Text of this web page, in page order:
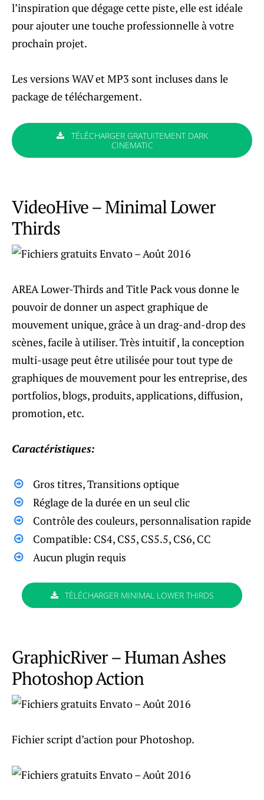
l’inspiration que dégage cette piste, elle est idéale
pour ajouter une touche professionnelle à votre
prochain projet.
Les versions WAV et MP3 sont incluses dans le
package de téléchargement.
TÉLÉCHARGER GRATUITEMENT DARK
CINEMATIC
VideoHive – Minimal Lower
Thirds
AREA Lower-Thirds and Title Pack vous donne le
pouvoir de donner un aspect graphique de
mouvement unique, grâce à un drag-and-drop des
scènes, facile à utiliser. Très intuitif , la conception
multi-usage peut être utilisée pour tout type de
graphiques de mouvement pour les entreprise, des
portfolios, blogs, produits, applications, diffusion,
promotion, etc.
Caractéristiques:
Gros titres, Transitions optique
Réglage de la durée en un seul clic
Contrôle des couleurs, personnalisation rapide
Compatible: CS4, CS5, CS5.5, CS6, CC
Aucun plugin requis
TÉLÉCHARGER MINIMAL LOWER THIRDS
GraphicRiver – Human Ashes
Photoshop Action
Fichier script d’action pour Photoshop.